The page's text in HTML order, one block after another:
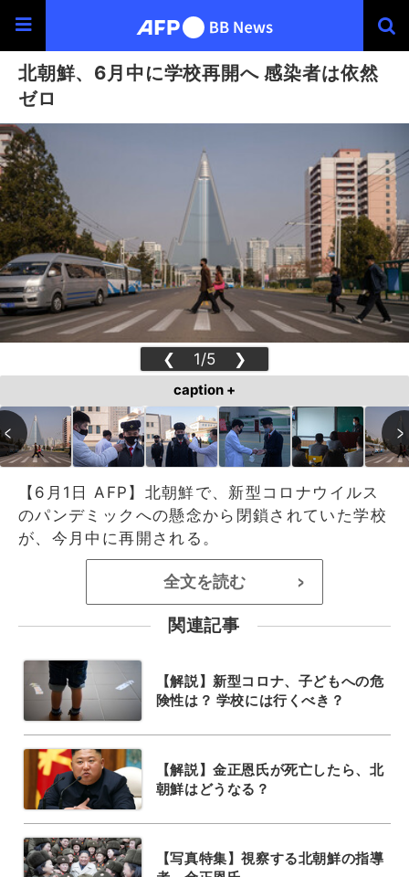
北朝鮮、6月中に学校再開へ 感染者は依然
ゼロ
❮ 1/5 ❯
caption +
【6月1日 AFP】北朝鮮で、新型コロナウイルス
のパンデミックへの懸念から閉鎖されていた学校
が、今月中に再開される。
全文を読む >
関連記事
【解説】新型コロナ、子どもへの危
険性は？ 学校には行くべき？
【解説】金正恩氏が死亡したら、北
朝鮮はどうなる？
【写真特集】視察する北朝鮮の指導